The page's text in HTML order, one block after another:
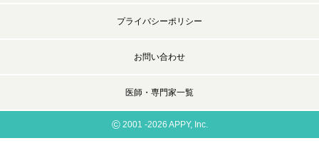
プライバシーポリシー
お問い合わせ
医師・専門家一覧
©2001 -2026 APPY, Inc.